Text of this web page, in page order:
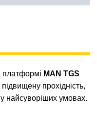
платформі MAN TGS
прохідність,
найсуворіших умовах.